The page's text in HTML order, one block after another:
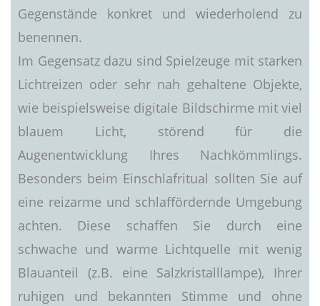
Gegenstände konkret und wiederholend zu
benennen.
Im Gegensatz dazu sind Spielzeuge mit starken
Lichtreizen oder sehr nah gehaltene Objekte,
wie beispielsweise digitale Bildschirme mit viel
blauem Licht, störend für die
Augenentwicklung Ihres Nachkömmlings.
Besonders beim Einschlafritual sollten Sie auf
eine reizarme und schlaffördernde Umgebung
achten. Diese schaffen Sie durch eine
schwache und warme Lichtquelle mit wenig
Blauanteil (z.B. eine Salzkristalllampe), Ihrer
ruhigen und bekannten Stimme und ohne